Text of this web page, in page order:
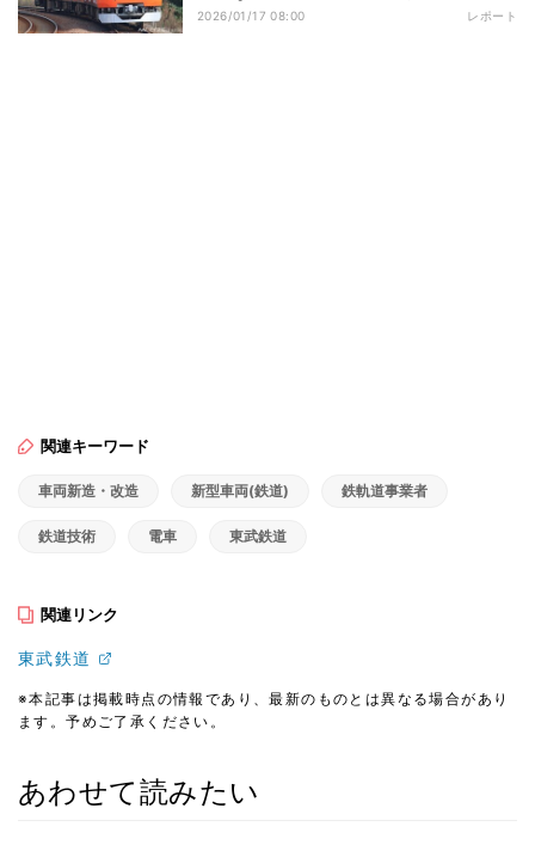
2026/01/17 08:00 レポート
関連キーワード
車両新造・改造 新型車両(鉄道) 鉄軌道事業者
鉄道技術 電車 東武鉄道
関連リンク
東武鉄道
※本記事は掲載時点の情報であり、最新のものとは異なる場合があり
ます。予めご了承ください。
あわせて読みたい